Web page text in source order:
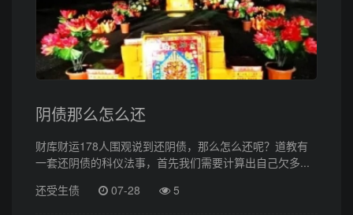
阴债那么怎么还
财库财运178人围观说到还阴债，那么怎么还呢？道教有
一套还阴债的科仪法事，首先我们需要计算出自己欠多...
还受生债
07-28 5